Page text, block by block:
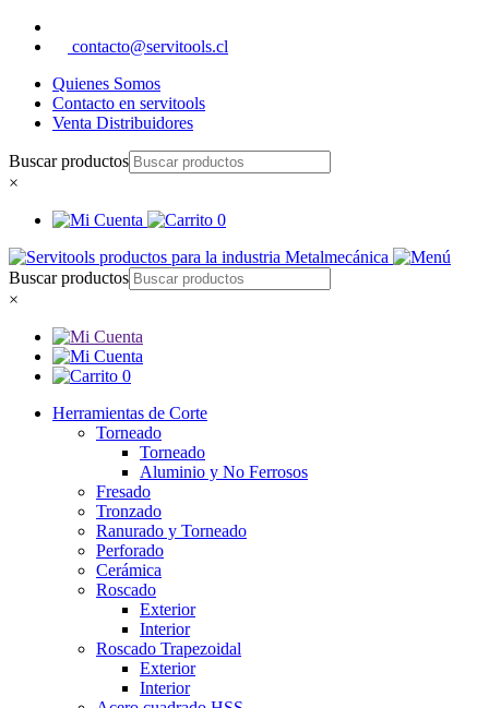
contacto@servitools.cl
Quienes Somos
Contacto en servitools
Venta Distribuidores
Buscar productos
×
0
Buscar productos
×
0
Herramientas de Corte
Torneado
Torneado
Aluminio y No Ferrosos
Fresado
Tronzado
Ranurado y Torneado
Perforado
Cerámica
Roscado
Exterior
Interior
Roscado Trapezoidal
Exterior
Interior